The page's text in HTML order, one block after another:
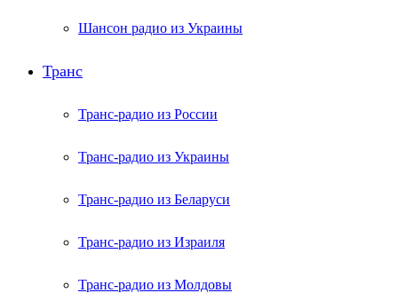
Шансон радио из Украины
Транс
Транс-радио из России
Транс-радио из Украины
Транс-радио из Беларуси
Транс-радио из Израиля
Транс-радио из Молдовы